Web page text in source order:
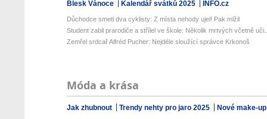
Blesk Vánoce Kalendář svátků 2025 INFO.cz
Důchodce smetl dva cyklisty: Z místa nehody ujel! Pak mlžil
Student zabil prarodiče a střílel ve škole: Několik mrtvých včetně
Zemřel srdcař Alfréd Pucher: Nejdéle sloužící správce Krkonoš
Móda a krása
Jak zhubnout Trendy nehty pro jaro 2025 Nové make-